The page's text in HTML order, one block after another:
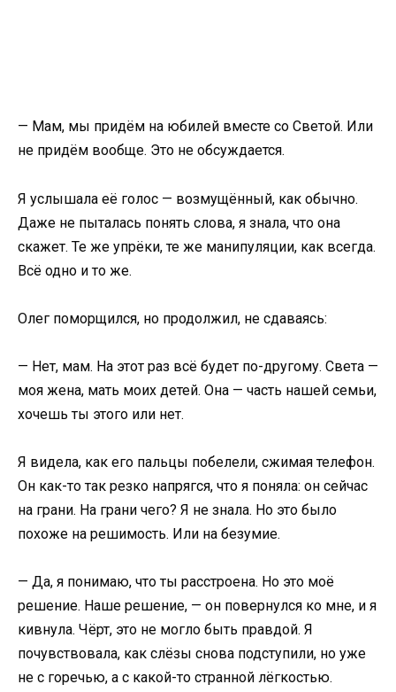
— Мам, мы придём на юбилей вместе со Светой. Или
не придём вообще. Это не обсуждается.
Я услышала её голос — возмущённый, как обычно.
Даже не пыталась понять слова, я знала, что она
скажет. Те же упрёки, те же манипуляции, как всегда.
Всё одно и то же.
Олег поморщился, но продолжил, не сдаваясь:
— Нет, мам. На этот раз всё будет по-другому. Света —
моя жена, мать моих детей. Она — часть нашей семьи,
хочешь ты этого или нет.
Я видела, как его пальцы побелели, сжимая телефон.
Он как-то так резко напрягся, что я поняла: он сейчас
на грани. На грани чего? Я не знала. Но это было
похоже на решимость. Или на безумие.
— Да, я понимаю, что ты расстроена. Но это моё
решение. Наше решение, — он повернулся ко мне, и я
кивнула. Чёрт, это не могло быть правдой. Я
почувствовала, как слёзы снова подступили, но уже
не с горечью, а с какой-то странной лёгкостью.